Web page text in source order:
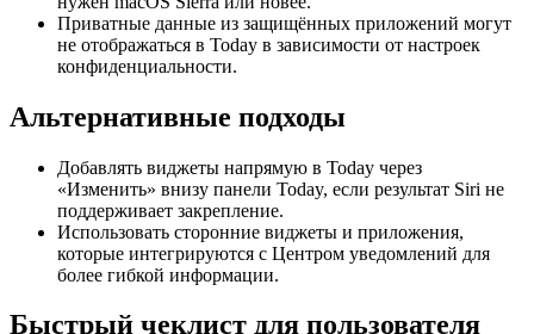
Приватные данные из защищённых приложений могут
не отображаться в Today в зависимости от настроек
конфиденциальности.
Альтернативные подходы
Добавлять виджеты напрямую в Today через
«Изменить» внизу панели Today, если результат Siri не
поддерживает закрепление.
Использовать сторонние виджеты и приложения,
которые интегрируются с Центром уведомлений для
более гибкой информации.
Быстрый чеклист для пользователя